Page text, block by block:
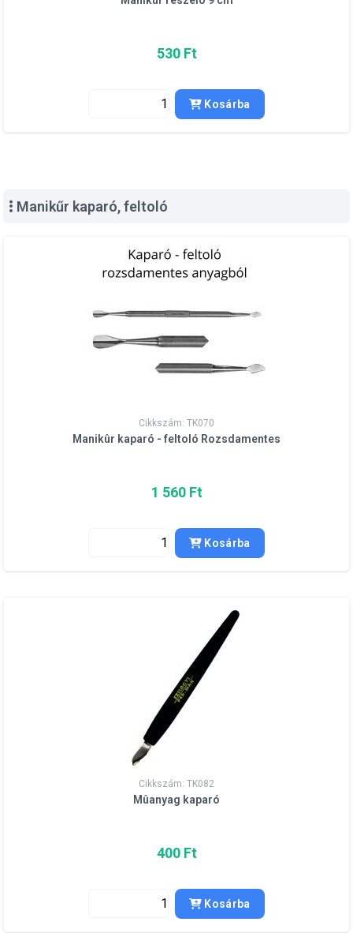
530 Ft
Kosárba
Manikűr kaparó, feltoló
Cikkszám: TK070
Manikûr kaparó - feltoló Rozsdamentes
1 560 Ft
Kosárba
Cikkszám: TK082
Mûanyag kaparó
400 Ft
Kosárba